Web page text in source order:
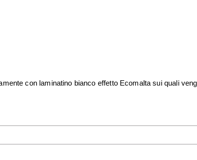
con laminatino bianco effetto Ecomalta sui quali